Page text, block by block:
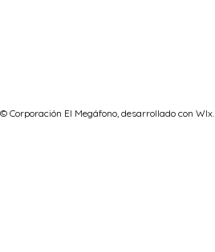
© Corporación El Megáfono, desarrollado con WIx.